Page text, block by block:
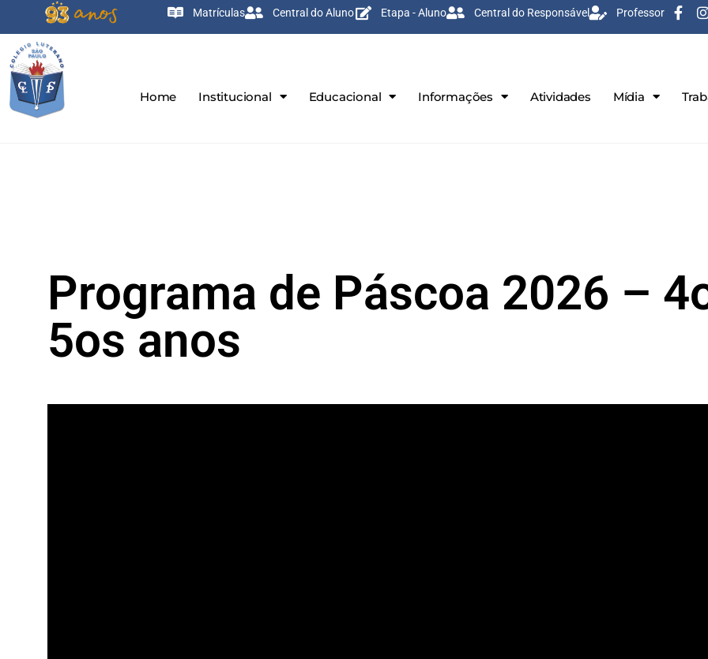
Matrículas Central do Aluno Etapa - Aluno Central do Responsável Professor
Home Institucional Educacional Informações Atividades Mídia
Programa de Páscoa 2026 –
5os anos